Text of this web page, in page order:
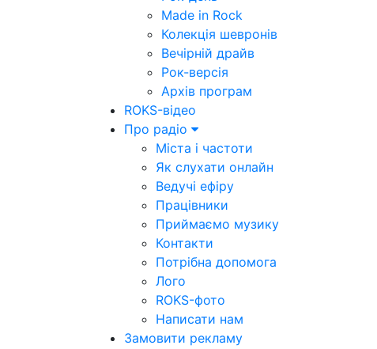
Made in Rock
Колекція шевронів
Вечірній драйв
Рок-версія
Архів програм
ROKS-відео
Про радіо
Міста і частоти
Як слухати онлайн
Ведучі ефіру
Працівники
Приймаємо музику
Контакти
Потрібна допомога
Лого
ROKS-фото
Написати нам
Замовити рекламу